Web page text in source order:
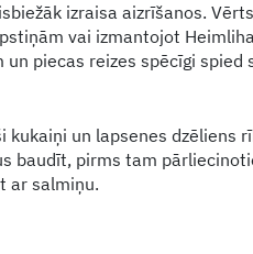
izraisa aizrīšanos.
vai izmantojot
piecas reizes spēcīgi spied
un lapsenes dzēliens
baudīt, pirms tam
ar salmiņu.